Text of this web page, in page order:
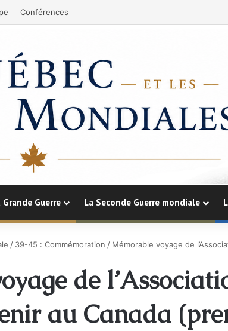
Conférences
Grande Guerre La Seconde Guerre mondiale
/ 39-45 : Commémoration / Mémorable voyage de
de
au Canada